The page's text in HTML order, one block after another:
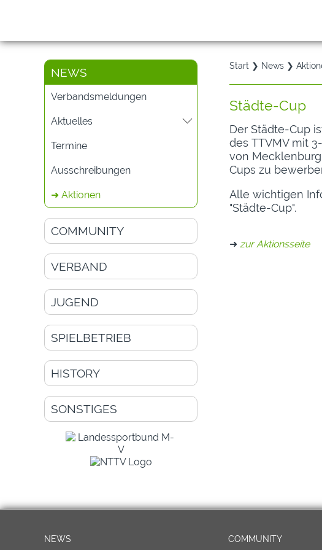
NEWS
Verbandsmeldungen
Aktuelles
Termine
Ausschreibungen
➜ Aktionen
COMMUNITY
VERBAND
JUGEND
SPIELBETRIEB
HISTORY
SONSTIGES
Start ❯ News ❯
Städte-Cup
Der Städte-Cup
des TTVMV mit
von
Cups zu
Alle wichtigen
"Städte-Cup".
➜zur Aktionsseite
NEWS COMMUNITY